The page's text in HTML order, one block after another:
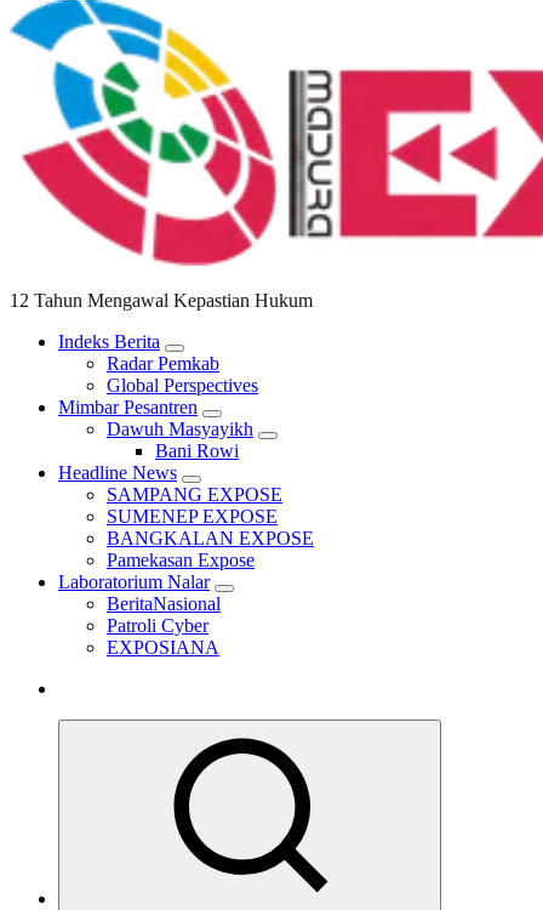
12 Tahun Mengawal Kepastian Hukum
Indeks Berita
Radar Pemkab
Global Perspectives
Mimbar Pesantren
Dawuh Masyayikh
Bani Rowi
Headline News
SAMPANG EXPOSE
SUMENEP EXPOSE
BANGKALAN EXPOSE
Pamekasan Expose
Laboratorium Nalar
BeritaNasional
Patroli Cyber
EXPOSIANA